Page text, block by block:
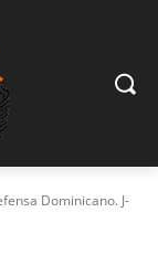
Dominicano. J-